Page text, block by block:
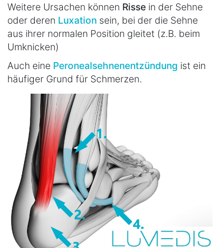
Weitere Ursachen können Risse in der Sehne
oder deren Luxation sein, bei der die Sehne
aus ihrer normalen Position gleitet (z.B. beim
Umknicken)
Auch eine Peronealsehnenentzündung ist ein
häufiger Grund für Schmerzen.